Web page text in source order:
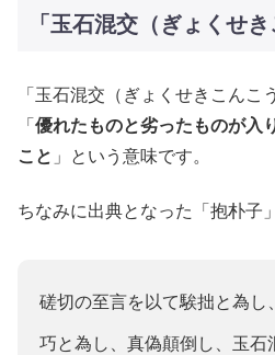
「玉石混交（ぎょくせ
「玉石混交（ぎょくせきこんこ
「 優れたものと劣ったものが入
こと 」という意味です。
ちなみに出典となった「抱朴子
磋切の至言を以て騃拙と為し
巧と為し、真偽顛倒し、玉石